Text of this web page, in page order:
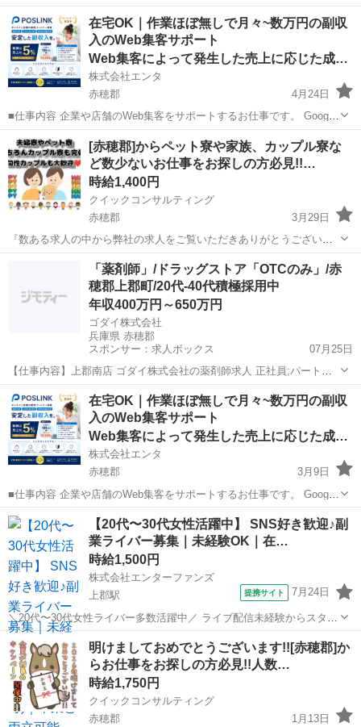
以外にも日本全国5万件以上の求人を多く取り扱っており相談だけでも
大歓迎♪ 受付方法に...在宅OK｜作業ほぼ無しで月々~数万円の副収
入のWeb集客サポート
Web集客によって発生した売上に応じた成果報酬
株式会社エンタ
赤穂郡
4月24日
■仕事内容 企業や店舗のWeb集客をサポートするお仕事です。 Google
を活用した「Web上の店舗情報」の登録・初期設定を行っていただき
ます。 日々の集客運用や問い合わせ対応、顧客対応はすべて運営本部
が行うため...
兵庫 赤穂郡 その他
[赤穂郡]からペット寮や家族、カップル寮な
ど数少ないお仕事をお探しの方必見!!…
時給1,400円
クイックコンサルティング
赤穂郡
3月29日
『数ある求人の中から弊社の求人をご覧いただきありがとうございま
す!!』 ★数少ないペット寮、家族、カップル寮を完備している求人で
家賃補助も在籍中ずっと5万円の補助あり!! こちらの求人以外にも日本
全国5万件以上の求人を多...
工場 時給
「薬剤師」/ドラッグストア「OTCのみ」/赤
穂郡上郡町/20代-40代積極採用中
年収400万円～650万円
ゴダイ株式会社
兵庫県 赤穂郡
スポンサー：求人ボックス
07月25日
【仕事内容】上郡南店 ゴダイ株式会社の薬剤師求人 正社員;パート・
アルバイト ドラッグストア(OTCのみ) 更新日:2026年01月06日 求人番
号:265694 <兵庫県赤穂郡/JR山陽本線>80店舗以上展開ドラッグストア
チェー...
正社員 / アルバイト・パート
在宅OK｜作業ほぼ無しで月々~数万円の副収
入のWeb集客サポート
Web集客によって発生した売上に応じた成果報酬
株式会社エンタ
赤穂郡
3月9日
■仕事内容 企業や店舗のWeb集客をサポートするお仕事です。 Google
を活用した「Web上の店舗情報」の登録・初期設定を行っていただき
ます。 日々の集客運用や問い合わせ対応、顧客対応はすべて運営本部
が行うため...
兵庫 その他 Web
【20代〜30代女性活躍中】 SNS好き歓迎♪副
業ライバー募集｜未経験OK｜在…
時給1,500円
株式会社エンターファンズ
上郡駅
提携サイト 7月24日
＼20代〜30代女性ライバー多数活躍中／ ライブ配信未経験からスター
トした方がほとんど！ SNSやコミュニケーションが好きな方であれば
経験は問いません。 【所属特典】 ・専属マネージャーによるサポート
・未経験向け...
兵庫 赤穂郡 上郡駅 その他
明けましておめでとうございます!![赤穂郡]か
らお仕事をお探しの方必見!!人数…
時給1,750円
クイックコンサルティング
赤穂郡
1月13日